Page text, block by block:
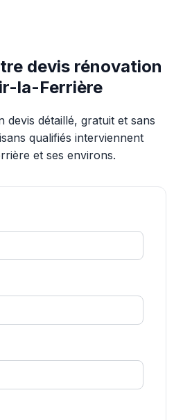
devis rénovation
la-Ferrière
devis détaillé, gratuit et sans
qualifiés interviennent
et ses environs.